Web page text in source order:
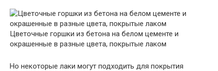
Цветочные горшки из бетона на белом цементе и
окрашенные в разные цвета, покрытые лаком
Но некоторые лаки могут подходить для покрытия